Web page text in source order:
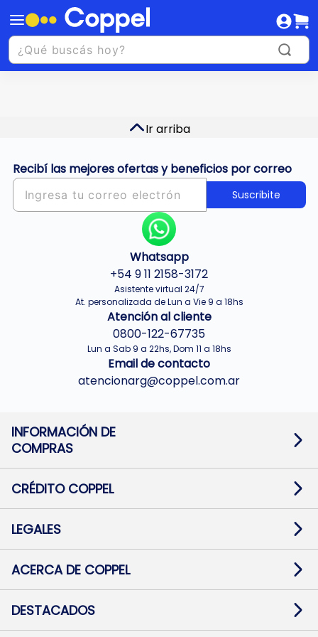
Ir arriba
Recibí las mejores ofertas y beneficios por correo
Suscribite
Whatsapp
+54 9 11 2158-3172
Asistente virtual 24/7
At. personalizada de Lun a Vie 9 a 18hs
Atención al cliente
0800-122-67735
Lun a Sab 9 a 22hs, Dom 11 a 18hs
Email de contacto
atencionarg@coppel.com.ar
INFORMACIÓN DE
COMPRAS
Términos y condiciones
Botón de arrepentimiento
Mapa de sitio
CRÉDITO COPPEL
Solicitar Crédito
Medios de Pago
Pago Fácil Online
LEGALES
Baja contratos
Defensa al consumidor CABA
ACERCA DE COPPEL
Trabajá con Nosotros
Preguntas Frecuentes
DESTACADOS